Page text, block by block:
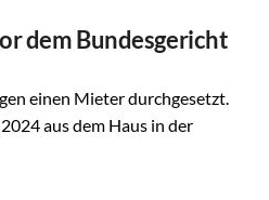
dem Bundesgericht
einen Mieter durchgesetzt.
aus dem Haus in der